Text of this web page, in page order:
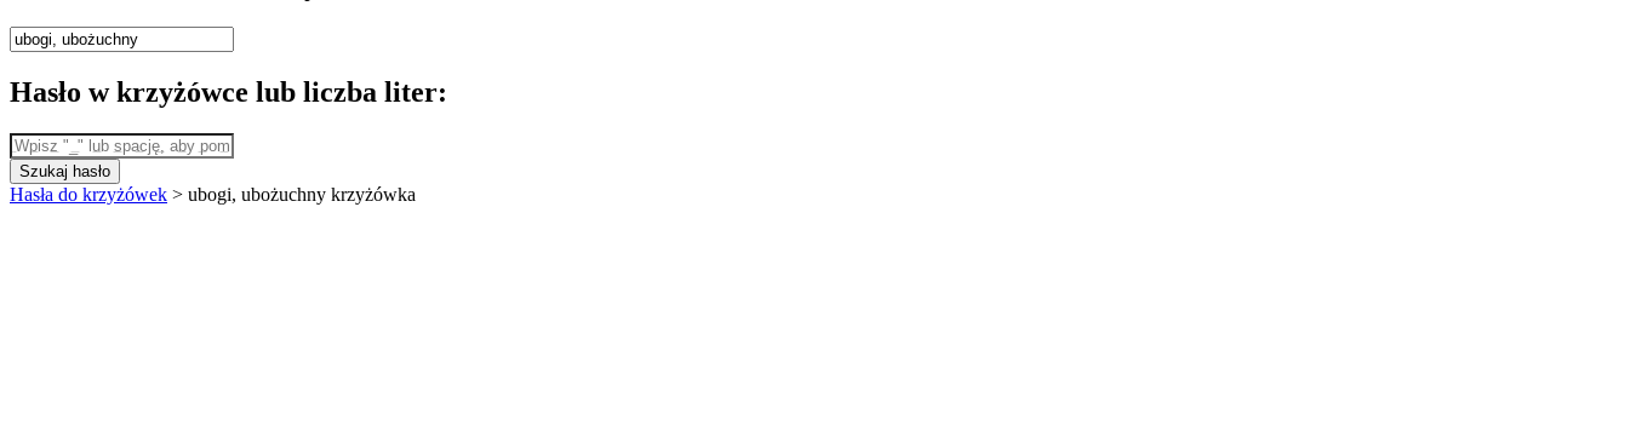
Hasło w krzyżówce lub liczba liter:
Szukaj hasło
Hasła do krzyżówek > ubogi, ubożuchny krzyżówka